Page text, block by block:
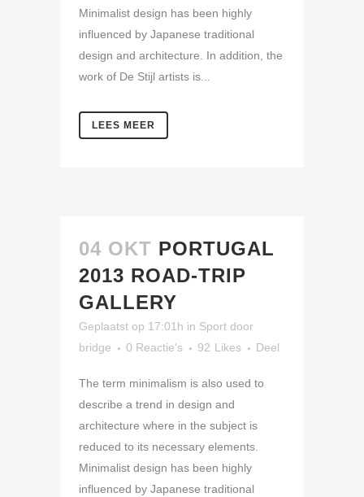
Minimalist design has been highly
influenced by Japanese traditional
design and architecture. In addition, the
work of De Stijl artists is...
LEES MEER
04 OKT PORTUGAL
2013 ROAD-TRIP
GALLERY
Geplaatst op 17:01h in Sport door
bridge
0 Reactie's 92 Likes Deel
The term minimalism is also used to
describe a trend in design and
architecture where in the subject is
reduced to its necessary elements.
Minimalist design has been highly
influenced by Japanese traditional